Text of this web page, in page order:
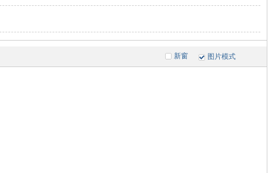
新窗 图片模式